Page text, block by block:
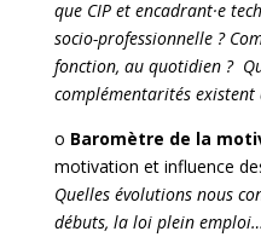
que CIP et encadrant·e
socio-professionnelle ?
fonction, au quotidien ?
complémentarités existent
o Baromètre de la
motivation et influence
Quelles évolutions nous
débuts, la loi plein